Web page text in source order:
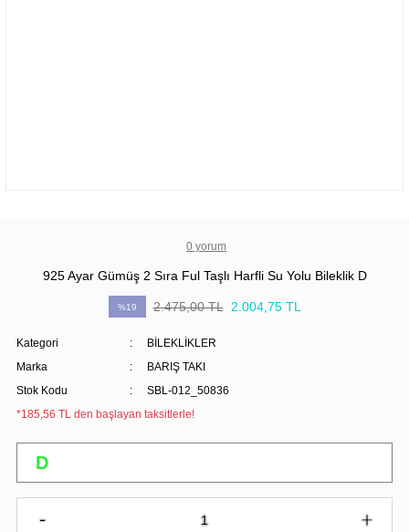
0 yorum
925 Ayar Gümüş 2 Sıra Ful Taşlı Harfli Su Yolu Bileklik D
%19 2.475,00 TL 2.004,75 TL
Kategori
BİLEKLİKLER
Marka
BARIŞ TAKI
Stok Kodu
SBL-012_50836
*185,56 TL den başlayan taksitlerle!